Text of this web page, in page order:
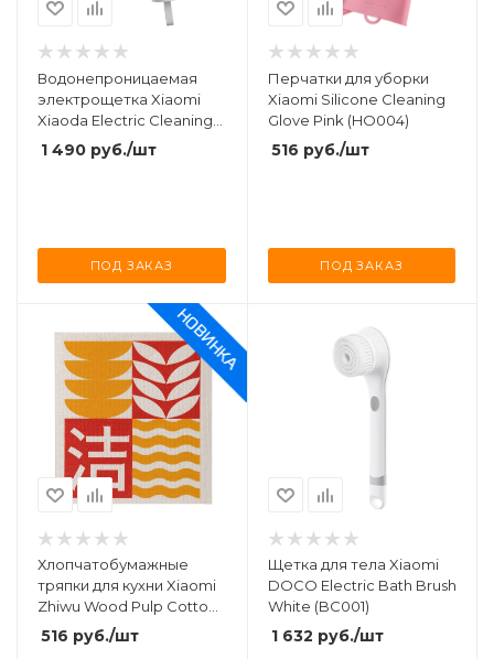
Водонепроницаемая
электрощетка Xiaomi
Xiaoda Electric Cleaning
Brush (XL-DDQJS01)
1 490 руб./шт
ПОД ЗАКАЗ
Перчатки для уборки
Xiaomi Silicone Cleaning
Glove Pink (HO004)
516 руб./шт
ПОД ЗАКАЗ
Хлопчатобумажные
тряпки для кухни Xiaomi
Zhiwu Wood Pulp Cotton
Rag Dishcloth (ZCQJ005-
5) (5шт)
516 руб./шт
Щетка для тела Xiaomi
DOCO Electric Bath Brush
White (BC001)
1 632 руб./шт